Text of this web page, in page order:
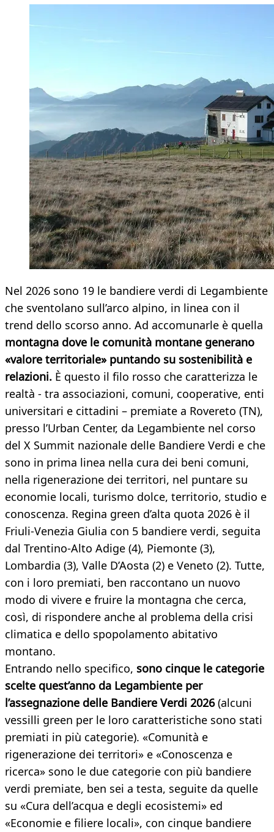
Nel 2026 sono 19 le bandiere verdi di Legambiente
che sventolano sull’arco alpino, in linea con il
trend dello scorso anno. Ad accomunarle è quella
montagna dove le comunità montane generano
«valore territoriale» puntando su sostenibilità e
relazioni. È questo il filo rosso che caratterizza le
realtà - tra associazioni, comuni, cooperative, enti
universitari e cittadini – premiate a Rovereto (TN),
presso l’Urban Center, da Legambiente nel corso
del X Summit nazionale delle Bandiere Verdi e che
sono in prima linea nella cura dei beni comuni,
nella rigenerazione dei territori, nel puntare su
economie locali, turismo dolce, territorio, studio e
conoscenza. Regina green d’alta quota 2026 è il
Friuli-Venezia Giulia con 5 bandiere verdi, seguita
dal Trentino-Alto Adige (4), Piemonte (3),
Lombardia (3), Valle D’Aosta (2) e Veneto (2). Tutte,
con i loro premiati, ben raccontano un nuovo
modo di vivere e fruire la montagna che cerca,
così, di rispondere anche al problema della crisi
climatica e dello spopolamento abitativo
montano.
Entrando nello specifico, sono cinque le categorie
scelte quest’anno da Legambiente per
l’assegnazione delle Bandiere Verdi 2026(alcuni
vessilli green per le loro caratteristiche sono stati
premiati in più categorie). «Comunità e
rigenerazione dei territori» e «Conoscenza e
ricerca» sono le due categorie con più bandiere
verdi premiate, ben sei a testa, seguite da quelle
su «Cura dell’acqua e degli ecosistemi» ed
«Economie e filiere locali», con cinque bandiere